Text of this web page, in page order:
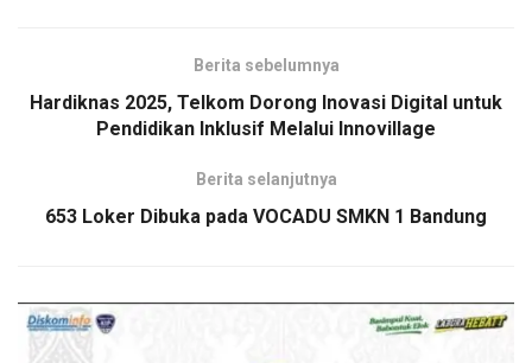
Berita sebelumnya
Hardiknas 2025, Telkom Dorong Inovasi Digital untuk
Pendidikan Inklusif Melalui Innovillage
Berita selanjutnya
653 Loker Dibuka pada VOCADU SMKN 1 Bandung